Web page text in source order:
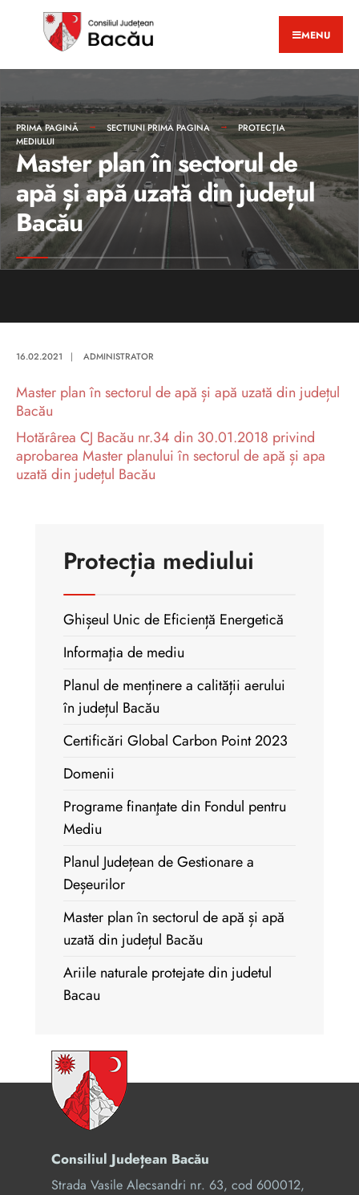
MENU
PRIMA PAGINĂ SECTIUNI PRIMA PAGINA
PROTECȚIA
MEDIULUI
Master plan în sectorul de
apă și apă uzată din județul
Bacău
16.02.2021 | ADMINISTRATOR
Master plan în sectorul de apă și apă uzată din județul
Bacău
Hotărârea CJ Bacău nr.34 din 30.01.2018 privind
aprobarea Master planului în sectorul de apă și apa
uzată din județul Bacău
Protecția mediului
Ghișeul Unic de Eficiență Energetică
Informaţia de mediu
Planul de menținere a calității aerului
în județul Bacău
Certificări Global Carbon Point 2023
Domenii
Programe finanţate din Fondul pentru
Mediu
Planul Județean de Gestionare a
Deșeurilor
Master plan în sectorul de apă și apă
uzată din județul Bacău
Ariile naturale protejate din judetul
Bacau
Consiliul Județean Bacău
Strada Vasile Alecsandri nr. 63, cod 600012,